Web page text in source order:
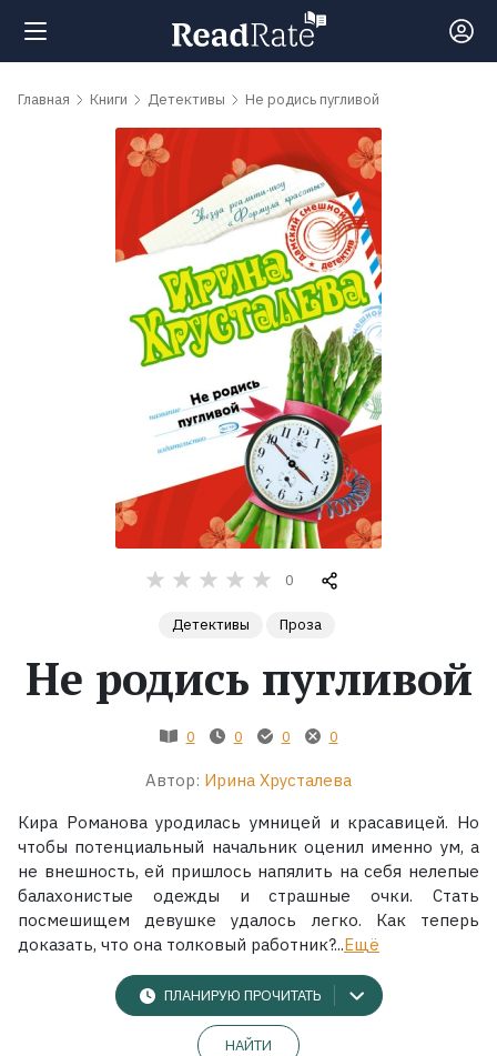
Поиск
Рейтинги
обсуждаемые
Экранизации
Главная Книги Детективы Не родись пугливой
0
Детективы Проза
Не родись пугливой
0 0 0 0
Автор: Ирина Хрусталева
Кира Романова уродилась умницей и красавицей. Но
чтобы потенциальный начальник оценил именно ум, а
не внешность, ей пришлось напялить на себя нелепые
балахонистые одежды и страшные очки. Стать
посмешищем девушке удалось легко. Как теперь
доказать, что она толковый работник?...Ещё
ПЛАНИРУЮ ПРОЧИТАТЬ
НАЙТИ